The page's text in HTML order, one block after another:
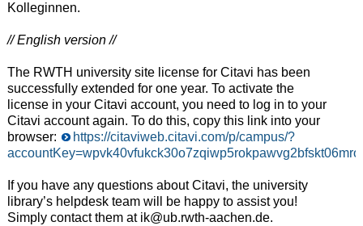
Kolleginnen.
// English version //
The RWTH university site license for Citavi has been
successfully extended for one year. To activate the
license in your Citavi account, you need to log in to your
Citavi account again. To do this, copy this link into your
browser:
https://citaviweb.citavi.com/p/campus/?
If you have any questions about Citavi, the university
library’s helpdesk team will be happy to assist you!
Simply contact them at ik@ub.rwth-aachen.de.